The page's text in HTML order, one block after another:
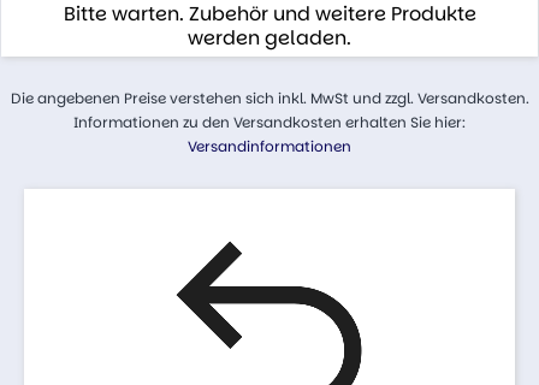
Bitte warten. Zubehör und weitere Produkte
werden geladen.
Die angebenen Preise verstehen sich inkl. MwSt und zzgl. Versandkosten.
Informationen zu den Versandkosten erhalten Sie hier:
Versandinformationen